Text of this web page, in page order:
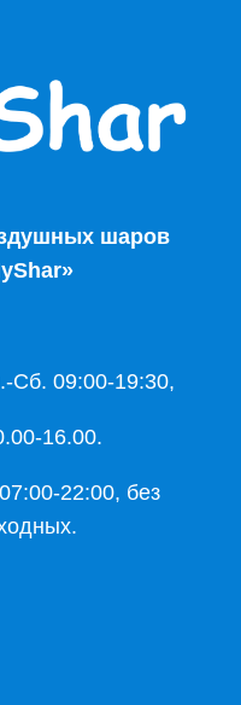
шаров
Сб. 09:00-19:30,
16.00.
07:00-22:00, без